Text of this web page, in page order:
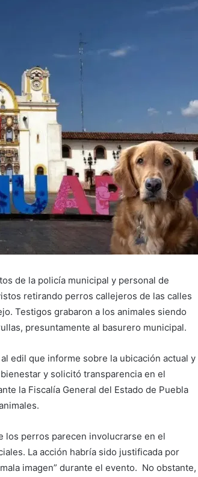
de la policía municipal y personal de
retirando perros callejeros de las calles
Testigos grabaron a los animales siendo
presuntamente al basurero municipal.
edil que informe sobre la ubicación actual y
y solicitó transparencia en el
la Fiscalía General del Estado de Puebla
los perros parecen involucrarse en el
La acción habría sido justificada por
imagen” durante el evento. No obstante,